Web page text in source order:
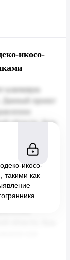
икосо-
икосо-
такими как